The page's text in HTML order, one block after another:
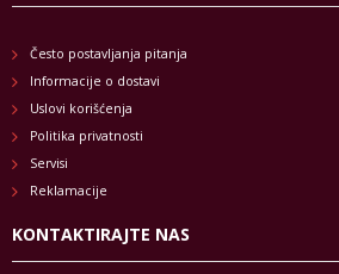
Često postavljanja pitanja
Informacije o dostavi
Uslovi korišćenja
Politika privatnosti
Servisi
Reklamacije
KONTAKTIRAJTE NAS